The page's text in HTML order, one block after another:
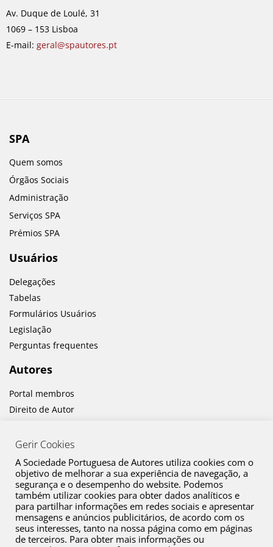
o
k
r
a
m
i
n
Av. Duque de Loulé, 31
1069 – 153 Lisboa
E-mail: geral@spautores.pt
SPA
Quem somos
Órgãos Sociais
Administração
Serviços SPA
Prémios SPA
Usuários
Delegações
Tabelas
Formulários Usuários
Legislação
Perguntas frequentes
Autores
Portal membros
Direito de Autor
Declarar Obras
Comunicação
Notícias
Agenda
Revista autores
Em nome dos Autores
Gerir Cookies
A Sociedade Portuguesa de Autores utiliza cookies com o
objetivo de melhorar a sua experiência de navegação, a
segurança e o desempenho do website. Podemos
também utilizar cookies para obter dados analíticos e
para partilhar informações em redes sociais e apresentar
mensagens e anúncios publicitários, de acordo com os
seus interesses, tanto na nossa página como em páginas
de terceiros. Para obter mais informações ou